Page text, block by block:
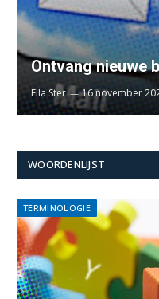
Ontvang nieuwe
Ella Ster 16 november
WOORDENLIJST
TERMINOLOGIE